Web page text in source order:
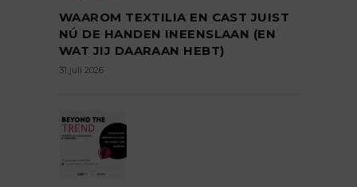
WAAROM TEXTILIA EN CAST JUIST
NÚ DE HANDEN INEENSLAAN (EN
WAT JIJ DAARAAN HEBT)
31 juli 2026